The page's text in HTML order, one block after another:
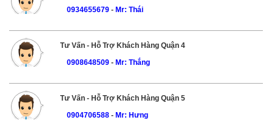
0934655679- Mr: Thái
Tư Vấn - Hỗ Trợ Khách Hàng Quận 4
0908648509- Mr: Thắng
Tư Vấn - Hỗ Trợ Khách Hàng Quận 5
0904706588- Mr: Hưng